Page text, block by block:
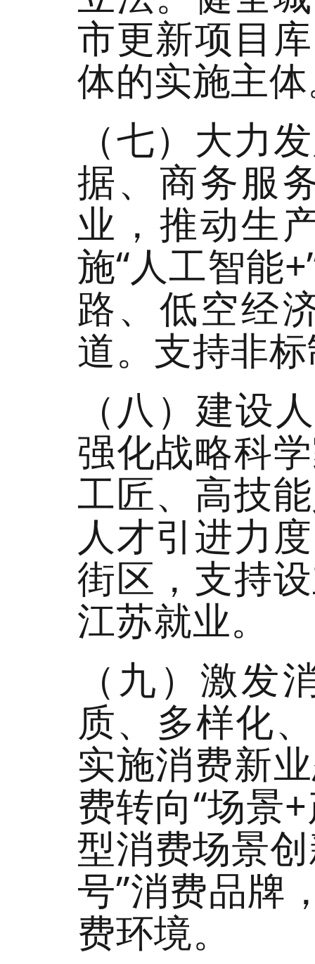
市更新项目
体的实施主
（七）大力
据、商务服
业，推动生
施“人工智能
路、低空经
道。支持非
（八）建设
强化战略科
工匠、高技
人才引进力
街区，支持
江苏就业。
（九）激
质、多样化
实施消费新
费转向“场景
型消费场景
号”消费品牌
费环境。